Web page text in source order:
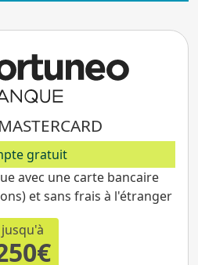
gratuit
avec une carte bancaire
et sans frais à l'étranger
jusqu'à